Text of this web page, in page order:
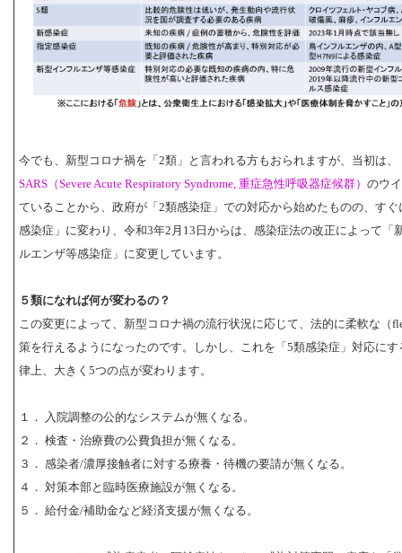
今でも、新型コロナ禍を「2類」と言われる方もおられますが、当初は、
SARS（Severe Acute Respiratory Syndrome, 重症急性呼吸器症候群） のウ
ていることから、政府が「2類感染症」での対応から始めたものの、すぐ
感染症」に変わり、令和3年2月13日からは、感染症法の改正によって「
ルエンザ等感染症」に変更しています。
５類になれば何が変わるの？
この変更によって、新型コロナ禍の流行状況に応じて、法的に柔軟な（
策を行えるようになったのです。しかし、これを「5類感染症」対応にす
律上、大きく5つの点が変わります。
１． 入院調整の公的なシステムが無くなる。
２． 検査・治療費の公費負担が無くなる。
３． 感染者/濃厚接触者に対する療養・待機の要請が無くなる。
４． 対策本部と臨時医療施設が無くなる。
５． 給付金/補助金など経済支援が無くなる。